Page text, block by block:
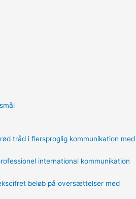
tråd i flersproglig kommunikation med
international kommunikation
beløb på oversættelser med